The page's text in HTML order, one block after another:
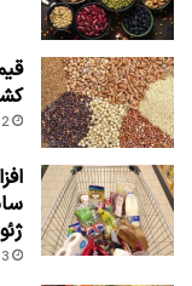
2 ساعت پیش
13